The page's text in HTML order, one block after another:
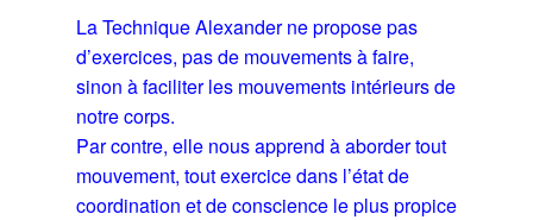
La Technique Alexander ne propose pas
d’exercices, pas de mouvements à faire,
sinon à faciliter les mouvements intérieurs de
notre corps.
Par contre, elle nous apprend à aborder tout
mouvement, tout exercice dans l’état de
coordination et de conscience le plus propice